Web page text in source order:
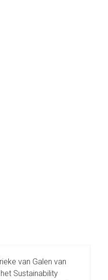
van Galen van
Sustainability